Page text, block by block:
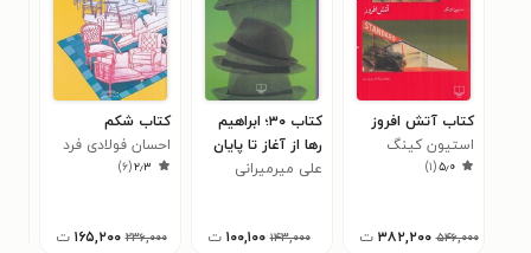
کتاب آتش افروز
استیون کینگ
۵٫۰(۱)
۵۴۶,۰۰۰ ۳۸۲,۲۰۰ ت
کتاب ۳۰؛ ابراهیم
رها از آغاز تا پایان
علی میرمیرانی
۱۴۳,۰۰۰ ۱۰۰,۱۰۰ ت
کتاب شکم
احسان فولادی فرد
۲٫۳(۶)
۲۳۶,۰۰۰ ۱۶۵,۲۰۰ ت